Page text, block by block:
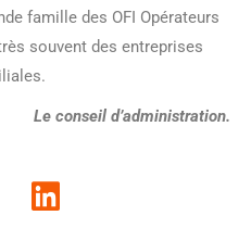
famille des OFI Opérateurs
souvent des entreprises
Le conseil d’administration.